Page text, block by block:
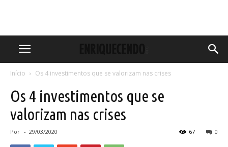
Início Os 4 investimentos que se valorizam nas crises
Os 4 investimentos que se
valorizam nas crises
Por - 29/03/2020 0
67